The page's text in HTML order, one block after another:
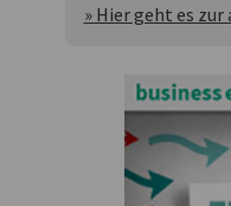
» Hier geht es